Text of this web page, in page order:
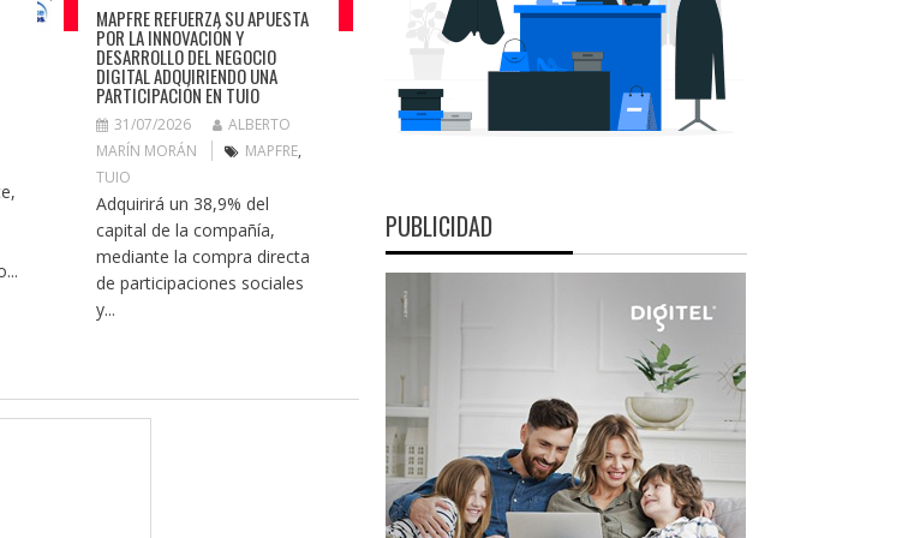
MAPFRE REFUERZA SU APUESTA
POR LA INNOVACIÓN Y
DESARROLLO DEL NEGOCIO
DIGITAL ADQUIRIENDO UNA
PARTICIPACIÓN EN TUIO
31/07/2026
ALBERTO
MARÍN MORÁN
MAPFRE,
TUIO
Adquirirá un 38,9% del
capital de la compañía,
mediante la compra directa
de participaciones sociales
y...
PUBLICIDAD